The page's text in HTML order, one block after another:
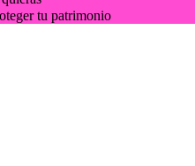
tu patrimonio